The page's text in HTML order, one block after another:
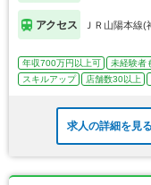
アクセス ＪＲ山陽本線
年収700万円以上可 未経験者
スキルアップ
店舗数30以上
求人の詳細を見る